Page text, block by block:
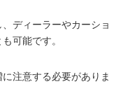
ディーラーやカーショ
可能です。
注意する必要がありま